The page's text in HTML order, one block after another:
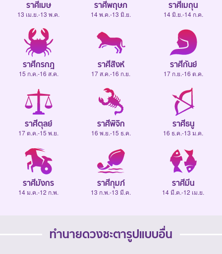
ราศีเมษ
13 เม.ย.-13 พ.ค.
ราศีพฤษภ
14 พ.ค.-13 มิ.ย.
ราศีเมถุน
14 มิ.ย.-14 ก.ค.
ราศีกรกฎ
15 ก.ค.-16 ส.ค.
ราศีสิงห์
17 ส.ค.-16 ก.ย.
ราศีกันย์
17 ก.ย.-16 ต.ค.
ราศีตุลย์
17 ต.ค.-15 พ.ย.
ราศีพิจิก
16 พ.ย.-15 ธ.ค.
ราศีธนู
16 ธ.ค.-13 ม.ค.
ราศีมังกร
14 ม.ค.-12 ก.พ.
ราศีกุมภ์
13 ก.พ.-13 มี.ค.
ราศีมีน
14 มี.ค.-12 เม.ย.
ทำนายดวงชะตารูปแบบอื่น